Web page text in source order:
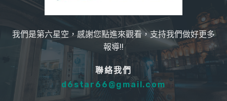
我們是第六星空，感謝您點進來觀看，支持我們做好更多
報導!!
聯絡我們
d6star66@gmail.com